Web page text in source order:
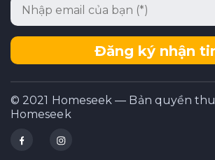
Đăng ký nhận
© 2021 Homeseek — Bản quyền
Homeseek